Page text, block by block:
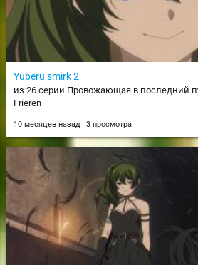
Yuberu smirk 2
из 26 серии Провожающая в последний
Frieren
10 месяцев назад 3 просмотра